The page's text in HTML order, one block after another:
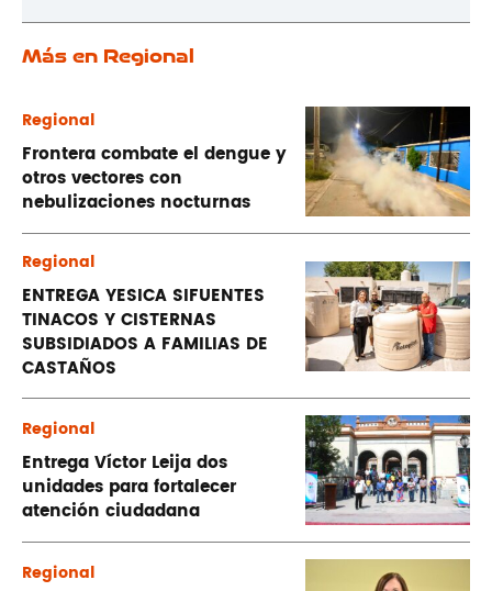
Más en Regional
Regional
Frontera combate el dengue y
otros vectores con
nebulizaciones nocturnas
Regional
ENTREGA YESICA SIFUENTES
TINACOS Y CISTERNAS
SUBSIDIADOS A FAMILIAS DE
CASTAÑOS
Regional
Entrega Víctor Leija dos
unidades para fortalecer
atención ciudadana
Regional